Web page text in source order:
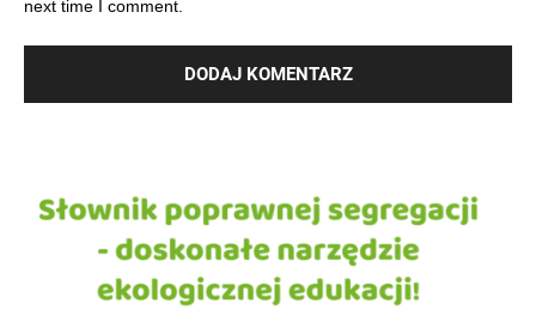
next time I comment.